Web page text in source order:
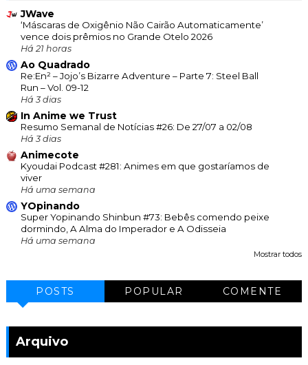
JWave
‘Máscaras de Oxigênio Não Cairão Automaticamente’
vence dois prêmios no Grande Otelo 2026
Há 21 horas
Ao Quadrado
Re:En² – Jojo’s Bizarre Adventure – Parte 7: Steel Ball
Run – Vol. 09-12
Há 3 dias
In Anime we Trust
Resumo Semanal de Notícias #26: De 27/07 a 02/08
Há 3 dias
Animecote
Kyoudai Podcast #281: Animes em que gostaríamos de
viver
Há uma semana
YOpinando
Super Yopinando Shinbun #73: Bebês comendo peixe
dormindo, A Alma do Imperador e A Odisseia
Há uma semana
Mostrar todos
POSTS POPULAR COMENTE
Arquivo